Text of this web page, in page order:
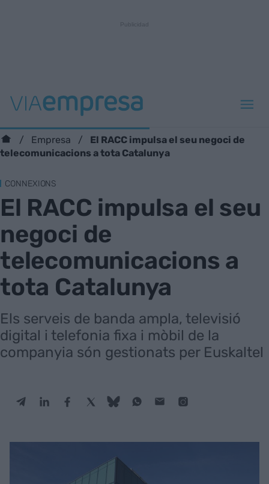
Empresa
El RACC impulsa el seu negoci de
telecomunicacions a tota Catalunya
CONNEXIONS
El RACC impulsa el seu
negoci de
telecomunicacions a
tota Catalunya
Els serveis de banda ampla, televisió
digital i telefonia fixa i mòbil de la
companyia són gestionats per Euskaltel